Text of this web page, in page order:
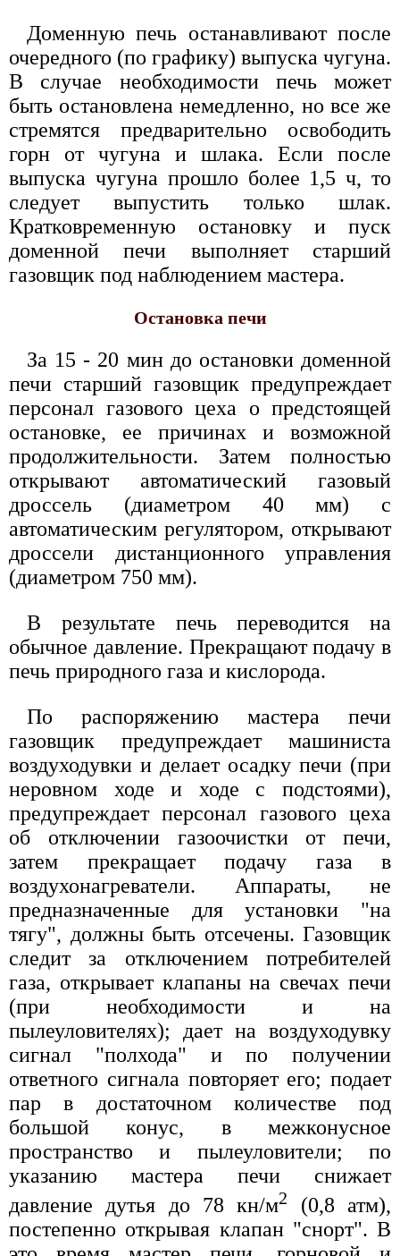
Доменную печь останавливают после
очередного (по графику) выпуска чугуна.
В случае необходимости печь может
быть остановлена немедленно, но все же
стремятся предварительно освободить
горн от чугуна и шлака. Если после
выпуска чугуна прошло более 1,5 ч, то
следует выпустить только шлак.
Кратковременную остановку и пуск
доменной печи выполняет старший
газовщик под наблюдением мастера.
Остановка печи
За 15 - 20 мин до остановки доменной
печи старший газовщик предупреждает
персонал газового цеха о предстоящей
остановке, ее причинах и возможной
продолжительности. Затем полностью
открывают автоматический газовый
дроссель (диаметром 40 мм) с
автоматическим регулятором, открывают
дроссели дистанционного управления
(диаметром 750 мм).
В результате печь переводится на
обычное давление. Прекращают подачу в
печь природного газа и кислорода.
По распоряжению мастера печи
газовщик предупреждает машиниста
воздуходувки и делает осадку печи (при
неровном ходе и ходе с подстоями),
предупреждает персонал газового цеха
об отключении газоочистки от печи,
затем прекращает подачу газа в
воздухонагреватели. Аппараты, не
предназначенные для установки "на
тягу", должны быть отсечены. Газовщик
следит за отключением потребителей
газа, открывает клапаны на свечах печи
(при необходимости и на
пылеуловителях); дает на воздуходувку
сигнал "полхода" и по получении
ответного сигнала повторяет его; подает
пар в достаточном количестве под
большой конус, в межконусное
пространство и пылеуловители; по
указанию мастера печи снижает
давление дутья до 78 кн/м2
(0,8 атм),
постепенно открывая клапан "снорт". В